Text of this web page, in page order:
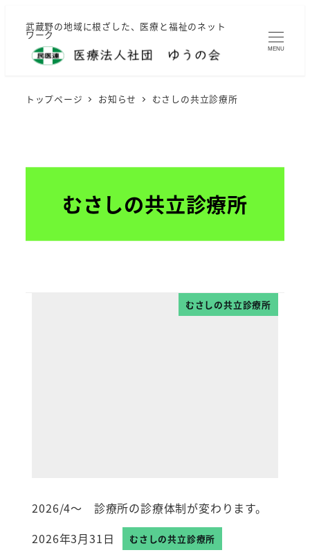
武蔵野の地域に根ざした、医療と福祉のネット
ワーク
MENU
トップページ お知らせ むさしの共立診療所
むさしの共立診療所
むさしの共立診療所
2026/4～ 診療所の診療体制が変わります。
投稿日
2026年3月31日 むさしの共立診療所